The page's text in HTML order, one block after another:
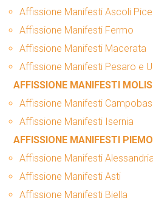
Affissione Manifesti Ascoli
Affissione Manifesti Fermo
Affissione Manifesti Macerata
Affissione Manifesti Pesaro e
AFFISSIONE MANIFESTI
Affissione Manifesti
Affissione Manifesti Isernia
AFFISSIONE MANIFESTI
Affissione Manifesti Alessandria
Affissione Manifesti Asti
Affissione Manifesti Biella